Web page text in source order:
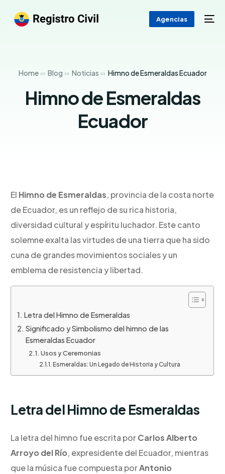
Agencias
Home Blog Noticias Himno de Esmeraldas Ecuador
Himno de Esmeraldas
Ecuador
El Himno de Esmeraldas, provincia de la costa norte
de Ecuador, es un reflejo de su rica historia,
diversidad cultural y espíritu luchador. Este canto
solemne exalta las virtudes de una tierra que ha sido
cuna de grandes movimientos sociales y un
emblema de resistencia y libertad.
Letra del Himno de Esmeraldas
Significado y Simbolismo del himno de las
Esmeraldas Ecuador
Usos y Ceremonias
Esmeraldas: Un Legado de Historia y Cultura
Letra del Himno de Esmeraldas
La letra del himno fue escrita porCarlos Alberto
Arroyo del Río, expresidente del Ecuador, mientras
que la música fue compuesta porAntonio